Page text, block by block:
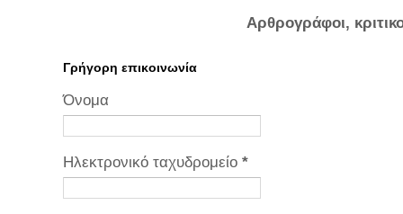
Αρθρογράφοι,
Γρήγορη επικοινωνία
Όνομα
Ηλεκτρονικό ταχυδρομείο *